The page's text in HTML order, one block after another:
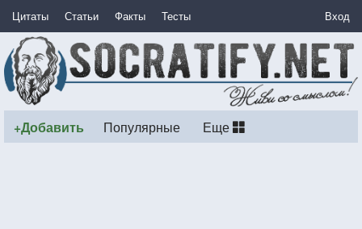
Цитаты Статьи Факты Тесты Вход
+Добавить Популярные Еще